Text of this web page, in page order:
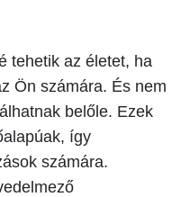
tehetik az életet, ha
Ön számára. És nem
belőle. Ezek
így
számára.